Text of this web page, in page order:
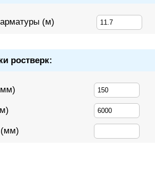
(м)
ростверк:
(мм)